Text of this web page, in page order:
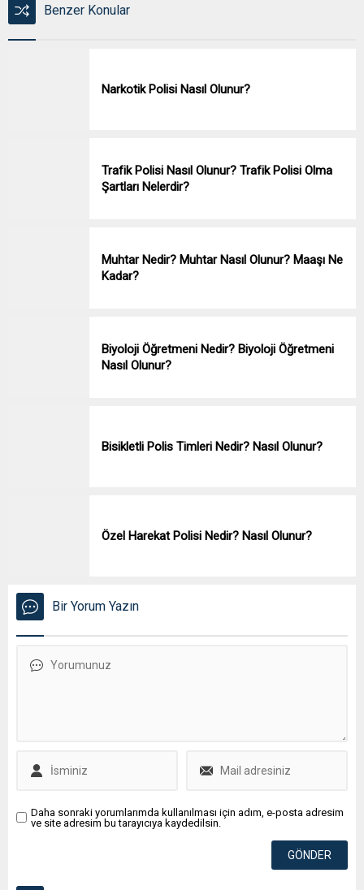
Benzer Konular
Narkotik Polisi Nasıl Olunur?
Trafik Polisi Nasıl Olunur? Trafik Polisi Olma
Şartları Nelerdir?
Muhtar Nedir? Muhtar Nasıl Olunur? Maaşı Ne
Kadar?
Biyoloji Öğretmeni Nedir? Biyoloji Öğretmeni
Nasıl Olunur?
Bisikletli Polis Timleri Nedir? Nasıl Olunur?
Özel Harekat Polisi Nedir? Nasıl Olunur?
Bir Yorum Yazın
Daha sonraki yorumlarımda kullanılması için adım, e-posta adresim
ve site adresim bu tarayıcıya kaydedilsin.